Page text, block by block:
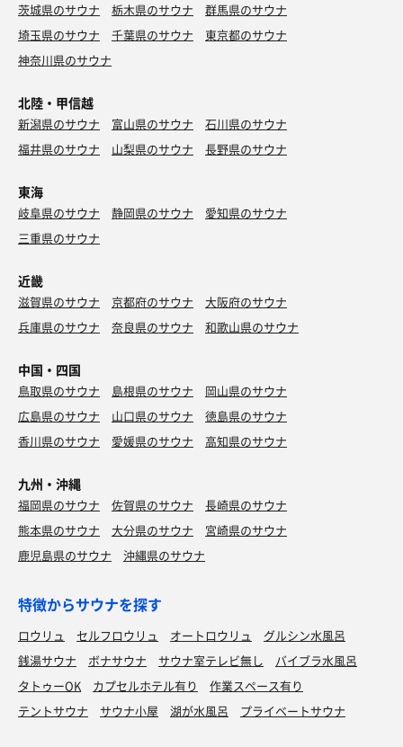
茨城県のサウナ 栃木県のサウナ
群馬県のサウナ
埼玉県のサウナ
千葉県のサウナ
東京都のサウナ
神奈川県のサウナ
北陸・甲信越
新潟県のサウナ 富山県のサウナ
石川県のサウナ
福井県のサウナ
山梨県のサウナ 長野県のサウナ
東海
岐阜県のサウナ 静岡県のサウナ
愛知県のサウナ
三重県のサウナ
近畿
滋賀県のサウナ 京都府のサウナ
大阪府のサウナ
兵庫県のサウナ
奈良県のサウナ 和歌山県のサウナ
中国・四国
鳥取県のサウナ 島根県のサウナ
岡山県のサウナ
広島県のサウナ
山口県のサウナ
徳島県のサウナ
香川県のサウナ
愛媛県のサウナ 高知県のサウナ
九州・沖縄
福岡県のサウナ 佐賀県のサウナ
長崎県のサウナ
熊本県のサウナ
大分県のサウナ
宮崎県のサウナ
鹿児島県のサウナ
沖縄県のサウナ
特徴からサウナを探す
ロウリュ セルフロウリュ オートロウリュ
グルシン水風呂
銭湯サウナ
ボナサウナ サウナ室テレビ無し
バイブラ水風呂
タトゥーOK
カプセルホテル有り
作業スペース有り
テントサウナ
サウナ小屋 湖が水風呂 プライベートサウナ